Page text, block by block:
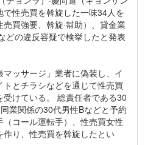
で性売買を斡旋した一味34人を
買強要、斡旋·幇助）、貸金業
どの違反容疑で検挙したと発表
ッサージ」業者に偽装し、イ
トとチラシなどを通じて性売買
受けている。 総責任者である30
業関係の30代男性Bなどと予約
コール運転手）、性売買女性
作り、性売買を斡旋したとい